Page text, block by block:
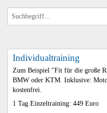
Individualtraining
Zum Beispiel "Fit für die große
BMW oder KTM. Inklusive:
kostenfrei.
1 Tag Einzeltraining: 449 Euro